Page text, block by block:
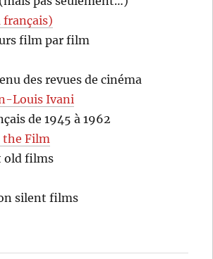
français)
film par film
des revues de cinéma
Louis Ivani
de 1945 à 1962
the Film
old films
silent films